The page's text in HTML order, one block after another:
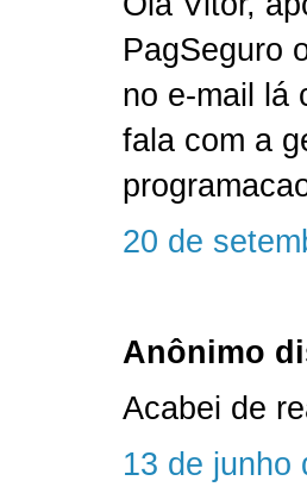
PagSeguro
no e-mail lá
fala com a
20 de
Anônimo
Acabei de
13 de junho